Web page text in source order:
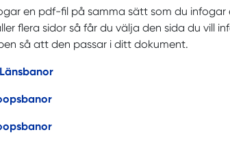
en pdf-fil på samma sätt som du
flera sidor så får du välja den sida du vill
så att den passar i ditt dokument.